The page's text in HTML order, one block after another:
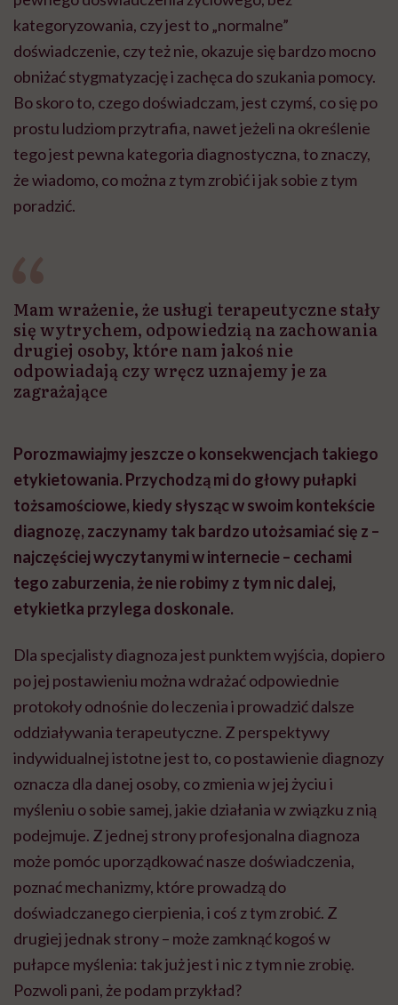
kategoryzowania, czy jest to „normalne”
doświadczenie, czy też nie, okazuje się bardzo mocno
obniżać stygmatyzację i zachęca do szukania pomocy.
Bo skoro to, czego doświadczam, jest czymś, co się po
prostu ludziom przytrafia, nawet jeżeli na określenie
tego jest pewna kategoria diagnostyczna, to znaczy,
że wiadomo, co można z tym zrobić i jak sobie z tym
poradzić.
Mam wrażenie, że usługi terapeutyczne stały
się wytrychem, odpowiedzią na zachowania
drugiej osoby, które nam jakoś nie
odpowiadają czy wręcz uznajemy je za
zagrażające
Porozmawiajmy jeszcze o konsekwencjach takiego
etykietowania. Przychodzą mi do głowy pułapki
tożsamościowe, kiedy słysząc w swoim kontekście
diagnozę, zaczynamy tak bardzo utożsamiać się z –
najczęściej wyczytanymi w internecie – cechami
tego zaburzenia, że nie robimy z tym nic dalej,
etykietka przylega doskonale.
Dla specjalisty diagnoza jest punktem wyjścia, dopiero
po jej postawieniu można wdrażać odpowiednie
protokoły odnośnie do leczenia i prowadzić dalsze
oddziaływania terapeutyczne. Z perspektywy
indywidualnej istotne jest to, co postawienie diagnozy
oznacza dla danej osoby, co zmienia w jej życiu i
myśleniu o sobie samej, jakie działania w związku z nią
podejmuje. Z jednej strony profesjonalna diagnoza
może pomóc uporządkować nasze doświadczenia,
poznać mechanizmy, które prowadzą do
doświadczanego cierpienia, i coś z tym zrobić. Z
drugiej jednak strony – może zamknąć kogoś w
pułapce myślenia: tak już jest i nic z tym nie zrobię.
Pozwoli pani, że podam przykład?